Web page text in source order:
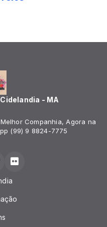
- MA
Companhia, Agora na
(99) 9 8824-7775